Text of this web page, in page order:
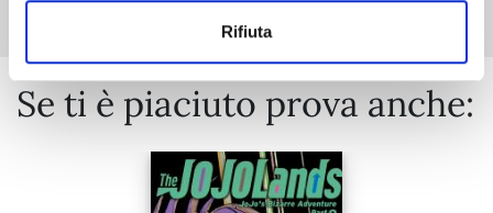
Rifiuta
Se ti è piaciuto prova anche: